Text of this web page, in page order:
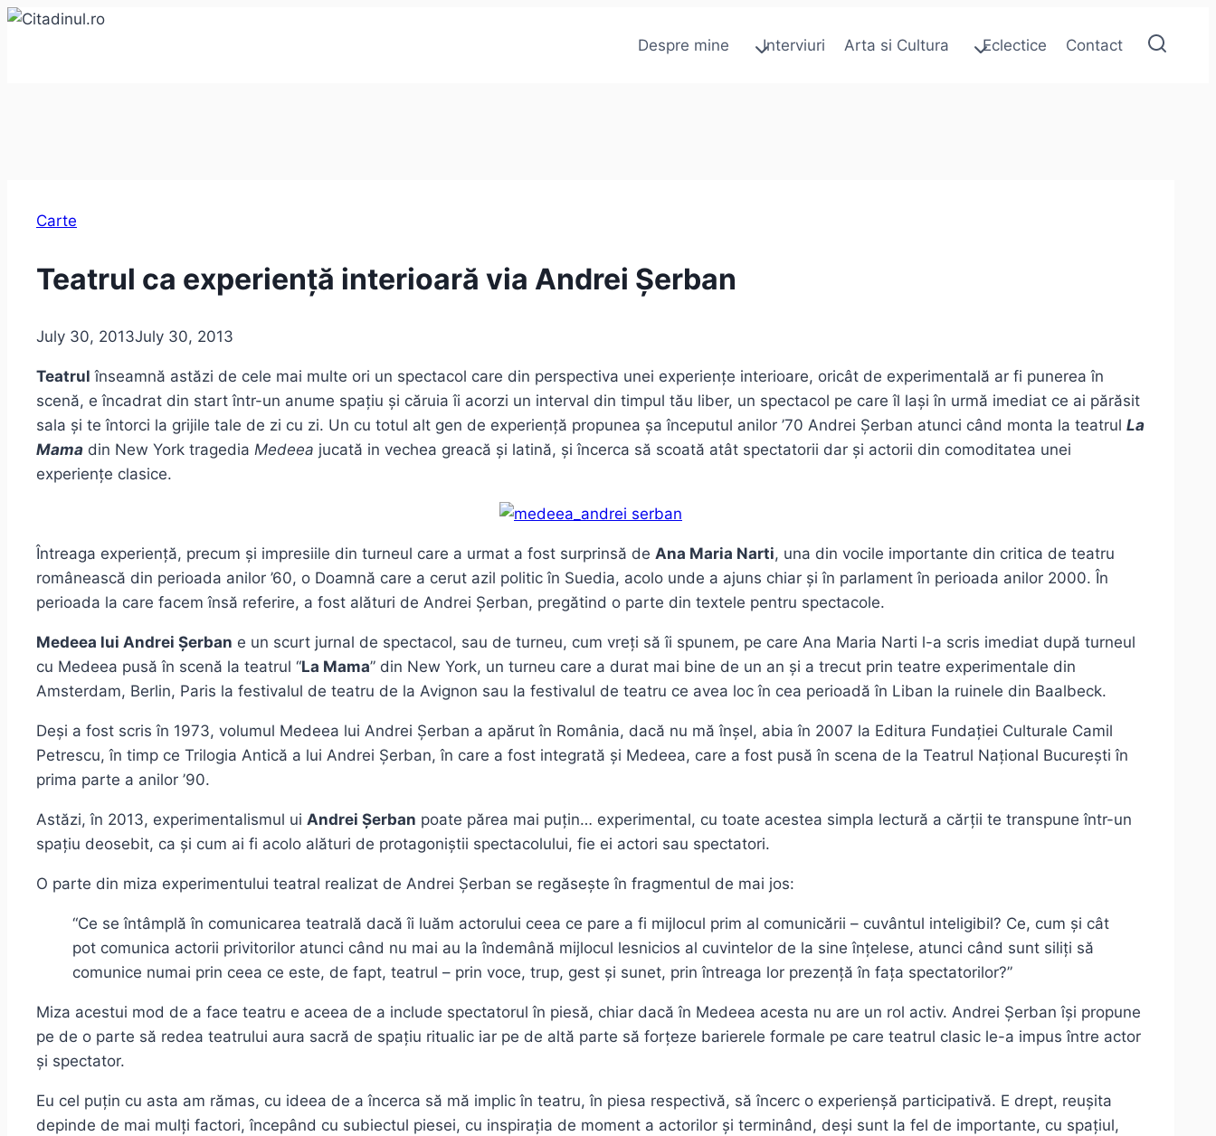
Skip
Despre mine Interviuri Arta si Cultura Eclectice Contact
Carte
Teatrul ca experiență interioară via Andrei Șerban
July 30, 2013July 30, 2013
Teatrul înseamnă astăzi de cele mai multe ori un spectacol care din perspectiva unei experiențe interioare, oricât de experimentală ar fi punerea în
scenă, e încadrat din start într-un anume spațiu și căruia îi acorzi un interval din timpul tău liber, un spectacol pe care îl lași în urmă imediat ce ai părăsit
sala și te întorci la grijile tale de zi cu zi. Un cu totul alt gen de experiență propunea șa începutul anilor ’70 Andrei Șerban atunci când monta la teatrul La
Mama din New York tragedia Medeea jucată in vechea greacă și latină, și încerca să scoată atât spectatorii dar și actorii din comoditatea unei
experiențe clasice.
Întreaga experiență, precum și impresiile din turneul care a urmat a fost surprinsă de Ana Maria Narti, una din vocile importante din critica de teatru
românească din perioada anilor ’60, o Doamnă care a cerut azil politic în Suedia, acolo unde a ajuns chiar și în parlament în perioada anilor 2000. În
perioada la care facem însă referire, a fost alături de Andrei Șerban, pregătind o parte din textele pentru spectacole.
Medeea lui Andrei Șerban e un scurt jurnal de spectacol, sau de turneu, cum vreți să îi spunem, pe care Ana Maria Narti l-a scris imediat după turneul
cu Medeea pusă în scenă la teatrul “La Mama” din New York, un turneu care a durat mai bine de un an și a trecut prin teatre experimentale din
Amsterdam, Berlin, Paris la festivalul de teatru de la Avignon sau la festivalul de teatru ce avea loc în cea perioadă în Liban la ruinele din Baalbeck.
Deși a fost scris în 1973, volumul Medeea lui Andrei Șerban a apărut în România, dacă nu mă înșel, abia în 2007 la Editura Fundației Culturale Camil
Petrescu, în timp ce Trilogia Antică a lui Andrei Șerban, în care a fost integrată și Medeea, care a fost pusă în scena de la Teatrul Național București în
prima parte a anilor ’90.
Astăzi, în 2013, experimentalismul ui Andrei Șerban poate părea mai puțin… experimental, cu toate acestea simpla lectură a cărții te transpune într-un
spațiu deosebit, ca și cum ai fi acolo alături de protagoniștii spectacolului, fie ei actori sau spectatori.
O parte din miza experimentului teatral realizat de Andrei Șerban se regăsește în fragmentul de mai jos:
“Ce se întâmplă în comunicarea teatrală dacă îi luăm actorului ceea ce pare a fi mijlocul prim al comunicării – cuvântul inteligibil? Ce, cum și cât
pot comunica actorii privitorilor atunci când nu mai au la îndemână mijlocul lesnicios al cuvintelor de la sine înțelese, atunci când sunt siliți să
comunice numai prin ceea ce este, de fapt, teatrul – prin voce, trup, gest și sunet, prin întreaga lor prezență în fața spectatorilor?”
Miza acestui mod de a face teatru e aceea de a include spectatorul în piesă, chiar dacă în Medeea acesta nu are un rol activ. Andrei Șerban își propune
pe de o parte să redea teatrului aura sacră de spațiu ritualic iar pe de altă parte să forțeze barierele formale pe care teatrul clasic le-a impus între actor
și spectator.
Eu cel puțin cu asta am rămas, cu ideea de a încerca să mă implic în teatru, în piesa respectivă, să încerc o experienșă participativă. E drept, reușita
depinde de mai mulți factori, începând cu subiectul piesei, cu inspirația de moment a actorilor și terminând, deși sunt la fel de importante, cu spațiul,